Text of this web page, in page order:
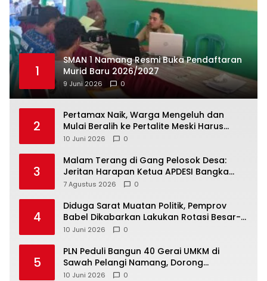
1
SMAN 1 Namang Resmi Buka Pendaftaran
Murid Baru 2026/2027
9 Juni 2026 0
2
‎Pertamax Naik, Warga Mengeluh dan
Mulai Beralih ke Pertalite Meski Harus
10 Juni 2026 0
3
Malam Terang di Gang Pelosok Desa:
Jeritan Harapan Ketua APDESI Bangka
Tengah untuk PLN Babel
7 Agustus 2026 0
4
‎Diduga Sarat Muatan Politik, Pemprov
Babel Dikabarkan Lakukan Rotasi Besar-
10 Juni 2026 0
5
‎PLN Peduli Bangun 40 Gerai UMKM di
Sawah Pelangi Namang, Dorong
10 Juni 2026 0